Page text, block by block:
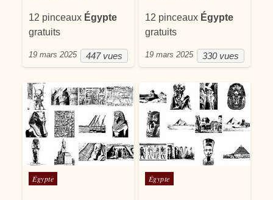
12 pinceaux Égypte
gratuits
447 vues
19 mars 2025
12 pinceaux Égypte
gratuits
330 vues
19 mars 2025
Posté dans
Égypte Posté dans
Égypte